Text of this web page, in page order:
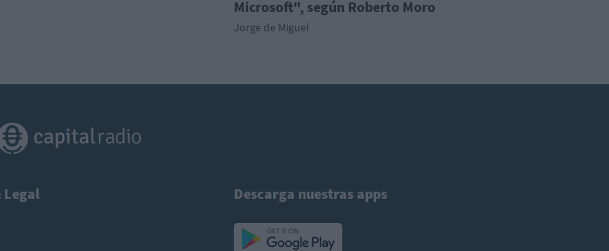
Microsoft", según Roberto Moro
Jorge de Miguel
Legal Descarga nuestras apps